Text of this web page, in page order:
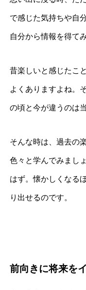
で感じた気持ちや自
自分から情報を得て
昔楽しいと感じたこ
よくありますよね。
の頃と今が違うのは
そんな時は、過去の
色々と学んでみまし
はず。懐かしくなる
り出せるのです。
前向きに将来を